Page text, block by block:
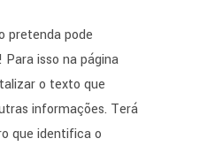
pretenda pode
isso na página
o texto que
informações. Terá
que identifica o